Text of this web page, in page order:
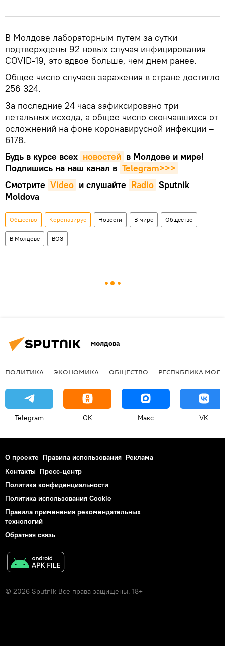
В Молдове лабораторным путем за сутки
подтверждены 92 новых случая инфицирования
COVID-19, это вдвое больше, чем днем ранее.
Общее число случаев заражения в стране достигло
256 324.
За последние 24 часа зафиксировано три
летальных исхода, а общее число скончавшихся от
осложнений на фоне коронавирусной инфекции –
6178.
Будь в курсе всех новостей в Молдове и мире!
Подпишись на наш канал в Telegram>>>
Смотрите Video и слушайте Radio Sputnik
Moldova
Общество Коронавирус Новости В мире Общество
В Молдове ВОЗ
Молдова
ПОЛИТИКА ЭКОНОМИКА ОБЩЕСТВО РЕСПУБЛИКА
Telegram OK Макс VK
О проекте Правила использования Реклама
Контакты Пресс-центр
Политика конфиденциальности
Политика использования Cookie
Правила применения рекомендательных
технологий
Обратная связь
© 2026 Sputnik Все права защищены. 18+